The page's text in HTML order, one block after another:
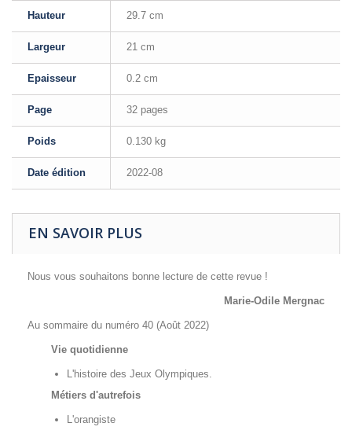
Hauteur 29.7 cm
Largeur 21 cm
Epaisseur 0.2 cm
Page 32 pages
Poids 0.130 kg
Date édition 2022-08
EN SAVOIR PLUS
Nous vous souhaitons bonne lecture de cette revue !
Marie-Odile Mergnac
Au sommaire du numéro 40 (Août 2022)
Vie quotidienne
L'histoire des Jeux Olympiques.
Métiers d'autrefois
L'orangiste